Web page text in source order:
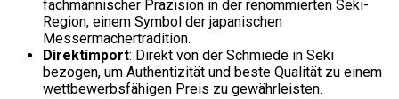
fachmännischer Präzision in der renommierten Seki-
Region, einem Symbol der japanischen
Messermachertradition.
Direktimport: Direkt von der Schmiede in Seki
bezogen, um Authentizität und beste Qualität zu einem
wettbewerbsfähigen Preis zu gewährleisten.